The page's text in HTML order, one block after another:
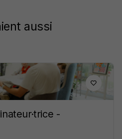
aussi
-